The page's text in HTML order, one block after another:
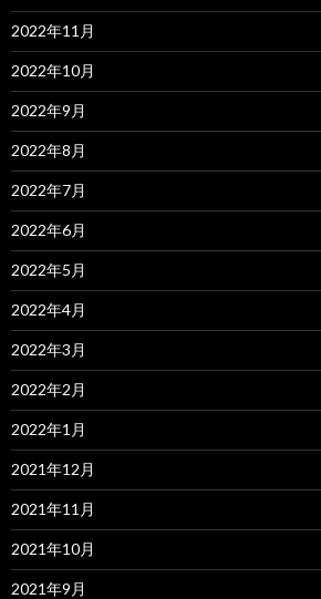
2022年11月
2022年10月
2022年9月
2022年8月
2022年7月
2022年6月
2022年5月
2022年4月
2022年3月
2022年2月
2022年1月
2021年12月
2021年11月
2021年10月
2021年9月